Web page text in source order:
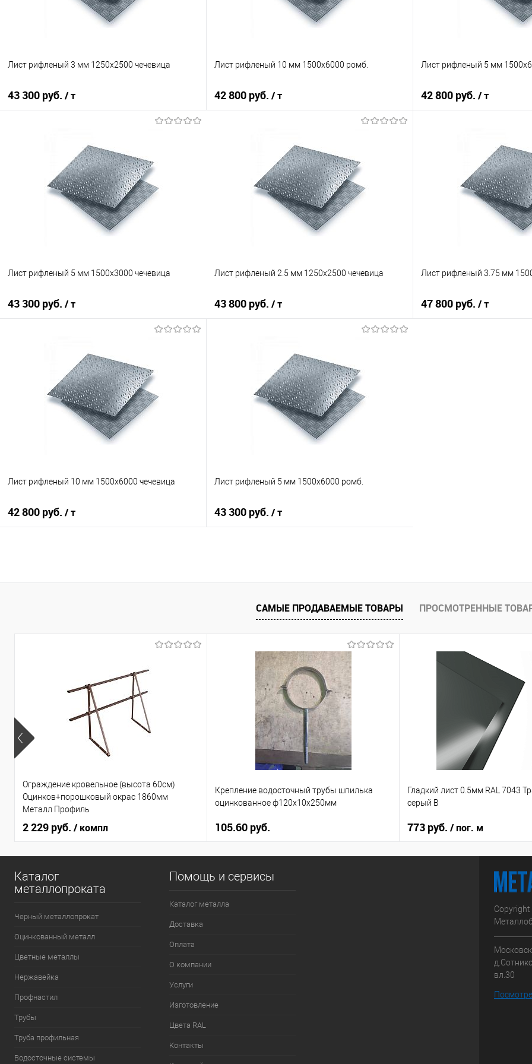
Лист рифленый 3 мм 1250х2500 чечевица
43 300 руб. / т
В корзину
Купить в 1 клик
Сравнение
В избранное
Под заказ
Лист рифленый 10 мм 1500х6000 ромб.
42 800 руб. / т
В корзину
Купить в 1 клик
Сравнение
В избранное
Под заказ
Лист рифленый 5 мм
42 800 руб. / т
В
Купить в 1 клик
В избранное
Лист рифленый 5 мм 1500х3000 чечевица
43 300 руб. / т
В корзину
Купить в 1 клик
Сравнение
В избранное
Под заказ
Лист рифленый 2.5 мм 1250х2500 чечевица
43 800 руб. / т
В корзину
Купить в 1 клик
Сравнение
В избранное
Под заказ
Лист рифленый 3.75 мм
47 800 руб. / т
Лист рифленый 10 мм 1500х6000 чечевица
42 800 руб. / т
Лист рифленый 5 мм 1500х6000 ромб.
43 300 руб. / т
В избранное
Под заказ
САМЫЕ ПРОДАВАЕМЫЕ ТОВАРЫ ПРОСМОТРЕННЫЕ
Ограждение кровельное (высота 60см)
Оцинков+порошковый окрас 1860мм
Металл Профиль
2 229 руб. / компл
Крепление водосточный трубы шпилька
оцинкованное ф120х10х250мм
105.60 руб.
Гладкий лист 0.5мм RAL 7043
серый B
773 руб. / пог. м
Каталог
металлопроката
Черный металлопрокат
Оцинкованный металл
Цветные металлы
Нержавейка
Профнастил
Трубы
Труба профильная
Водосточные системы
Помощь и сервисы
Каталог металла
Доставка
Оплата
О компании
Услуги
Изготовление
Цвета RAL
Контакты
вл.30